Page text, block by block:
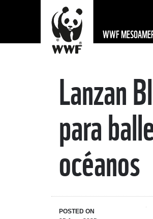
The WWF is run
at a local level
offices...
WWF
Lanzan
para
océanos
POSTED ON